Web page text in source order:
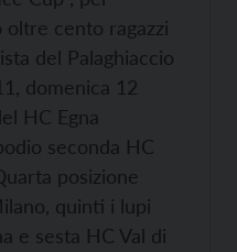
oltre cento ragazzi
del Palaghiaccio
domenica 12
HC Egna
seconda HC
posizione
quinti i lupi
e sesta HC Val di